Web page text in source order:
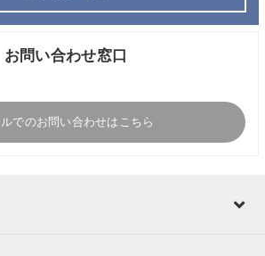
お問い合わせ窓口
でのお問い合わせはこちら